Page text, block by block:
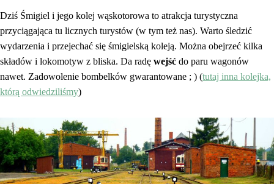
Dziś Śmigiel i jego kolej wąskotorowa to atrakcja turystyczna
przyciągająca tu licznych turystów (w tym też nas). Warto śledzić
wydarzenia i przejechać się śmigielską koleją. Można obejrzeć kilka
składów i lokomotyw z bliska. Da radę wejść do paru wagonów
nawet. Zadowolenie bombelków gwarantowane ; ) (tutaj inna kolejka,
którą odwiedziliśmy)